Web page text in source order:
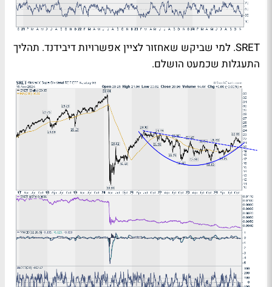
SRET. למי שביקש שאחזור לציין אפשרויות דיבידנד. תהליך
התעגלות שכמעט הושלם.